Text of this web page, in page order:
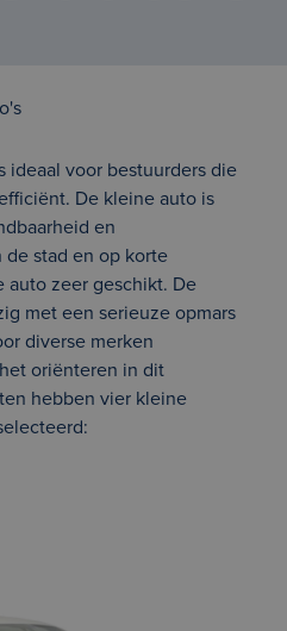
ideaal voor bestuurders die
De kleine auto is
en
de stad en op korte
auto zeer geschikt. De
met een serieuze opmars
diverse merken
oriënteren in dit
hebben vier kleine